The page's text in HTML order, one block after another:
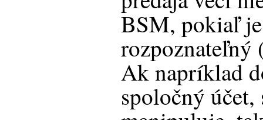
BSM, pokiaľ
Ak napríklad
spoločný